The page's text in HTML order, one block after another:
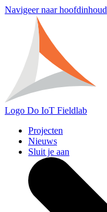
Navigeer naar hoofdinhoud
Logo Do IoT Fieldlab
Projecten
Nieuws
Sluit je aan